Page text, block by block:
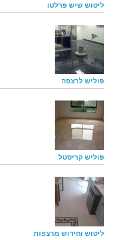
ליטוש שיש פרלטו
פוליש לרצפה
פוליש קריסטל
ליטוש וחידוש מרצפות